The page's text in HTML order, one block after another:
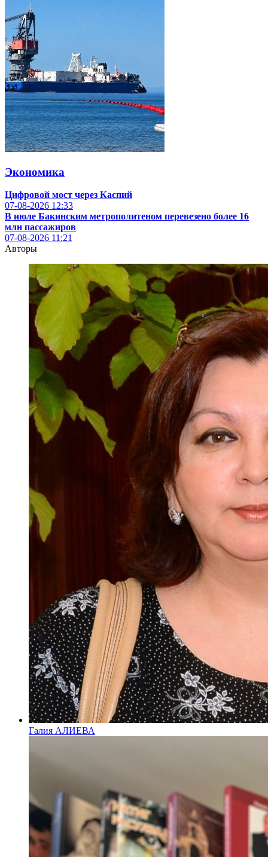
Экономика
Цифровой мост через Каспий
07-08-2026 12:33
В июле Бакинским метрополитеном перевезено более 16
млн пассажиров
07-08-2026 11:21
Авторы
Галия АЛИЕВА